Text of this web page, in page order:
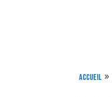
Accueil 9